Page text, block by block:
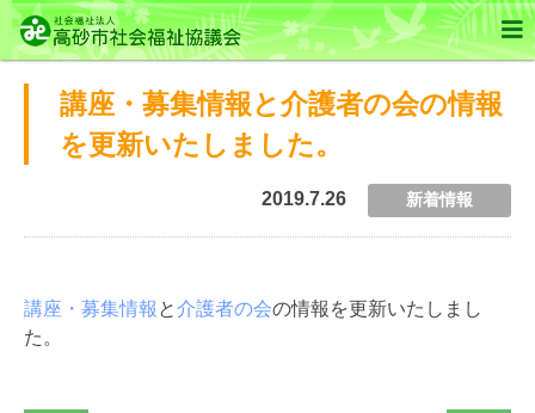

講座・募集情報と介護者の会の情報
を更新いたしました。
2019.7.26 新着情報
講座・募集情報 と介護者の会の情報を更新いたしまし
た。